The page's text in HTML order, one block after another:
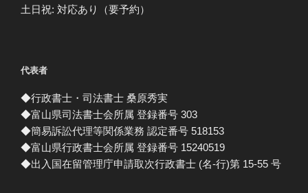
土日祝: 対応あり（要予約）
代表者
◆行政書士・司法書士 桑原秀実
◆富山県司法書士会所属 登録番号 303
◆簡易訴訟代理等関係業務 認定番号 518153
◆富山県行政書士会所属 登録番号 15240519
◆出入国在留管理庁申請取次行政書士 (名-行)第 15-55 号